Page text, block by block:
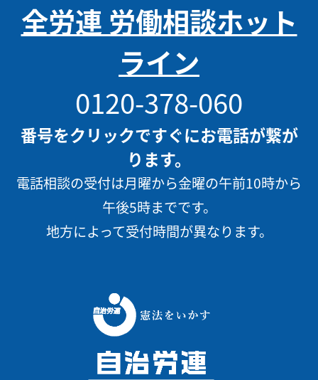
全労連 労働相談ホット
ライン
0120-378-060
番号をクリックですぐにお電話が繋が
ります。
電話相談の受付は月曜から金曜の午前10時から
午後5時までです。
地方によって受付時間が異なります。